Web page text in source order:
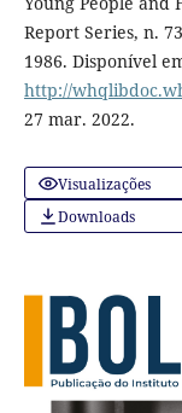
Report Series, n.
1986. Disponível
http://
27 mar. 2022.
Visualizações
Downloads